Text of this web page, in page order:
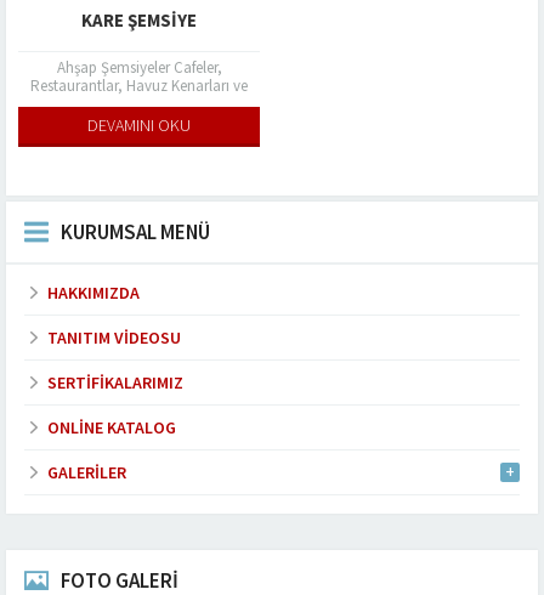
KARE ŞEMSIYE
Ahşap Şemsiyeler Cafeler,
Restaurantlar, Havuz Kenarları ve
Bahçelerde güneş ışınları ve yağmur
damlaları gibi dış etkenlerle aranıza
girerek sizleri ve...
DEVAMINI OKU
KURUMSAL MENÜ
HAKKIMIZDA
TANITIM VIDEOSU
SERTIFIKALARIMIZ
ONLINE KATALOG
GALERILER
FOTO GALERİ